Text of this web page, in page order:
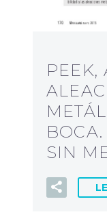
PEEK,
SIN